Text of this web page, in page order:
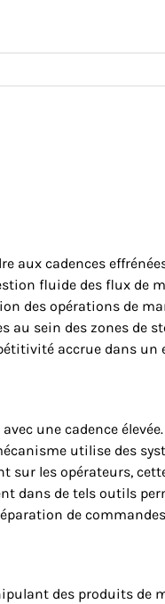
cadences
fluide des flux de
des opérations de
sein des zones de
accrue dans un
une cadence
utilise des
sur les opérateurs,
dans de tels outils
de
des produits de